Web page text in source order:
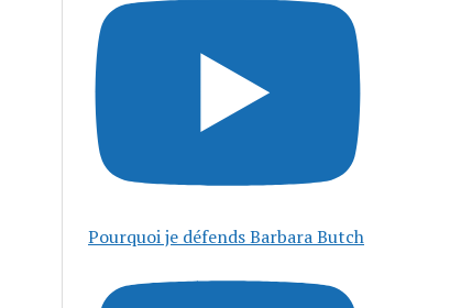
Pourquoi je défends Barbara Butch